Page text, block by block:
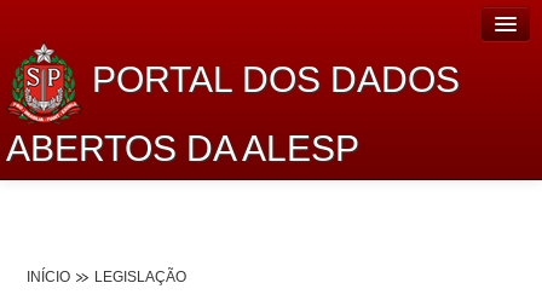
PORTAL DOS DADOS
ABERTOS DA ALESP
Dados Abertos Alesp
INÍCIO LEGISLAÇÃO